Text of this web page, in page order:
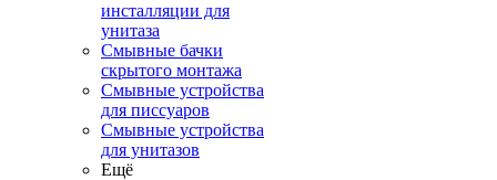
инсталляции для
унитаза
Смывные бачки
скрытого монтажа
Смывные устройства
для писсуаров
Смывные устройства
для унитазов
Ещё